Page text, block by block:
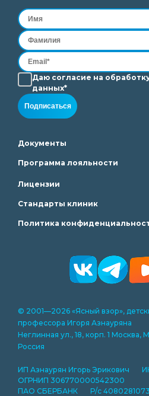
Даю согласие на
данных*
Подписаться
Документы
Программа лояльности
Лицензии
Стандарты клиник
Политика
© 2001—2026 «Ясный взор»,
профессора Игоря Азнауряна
Неглинная ул., 18, корп. 1 Москва,
Россия
ИП Азнаурян Игорь Эрикович
ОГРНИП 306770000542300
ПАО СБЕРБАНК Р/с